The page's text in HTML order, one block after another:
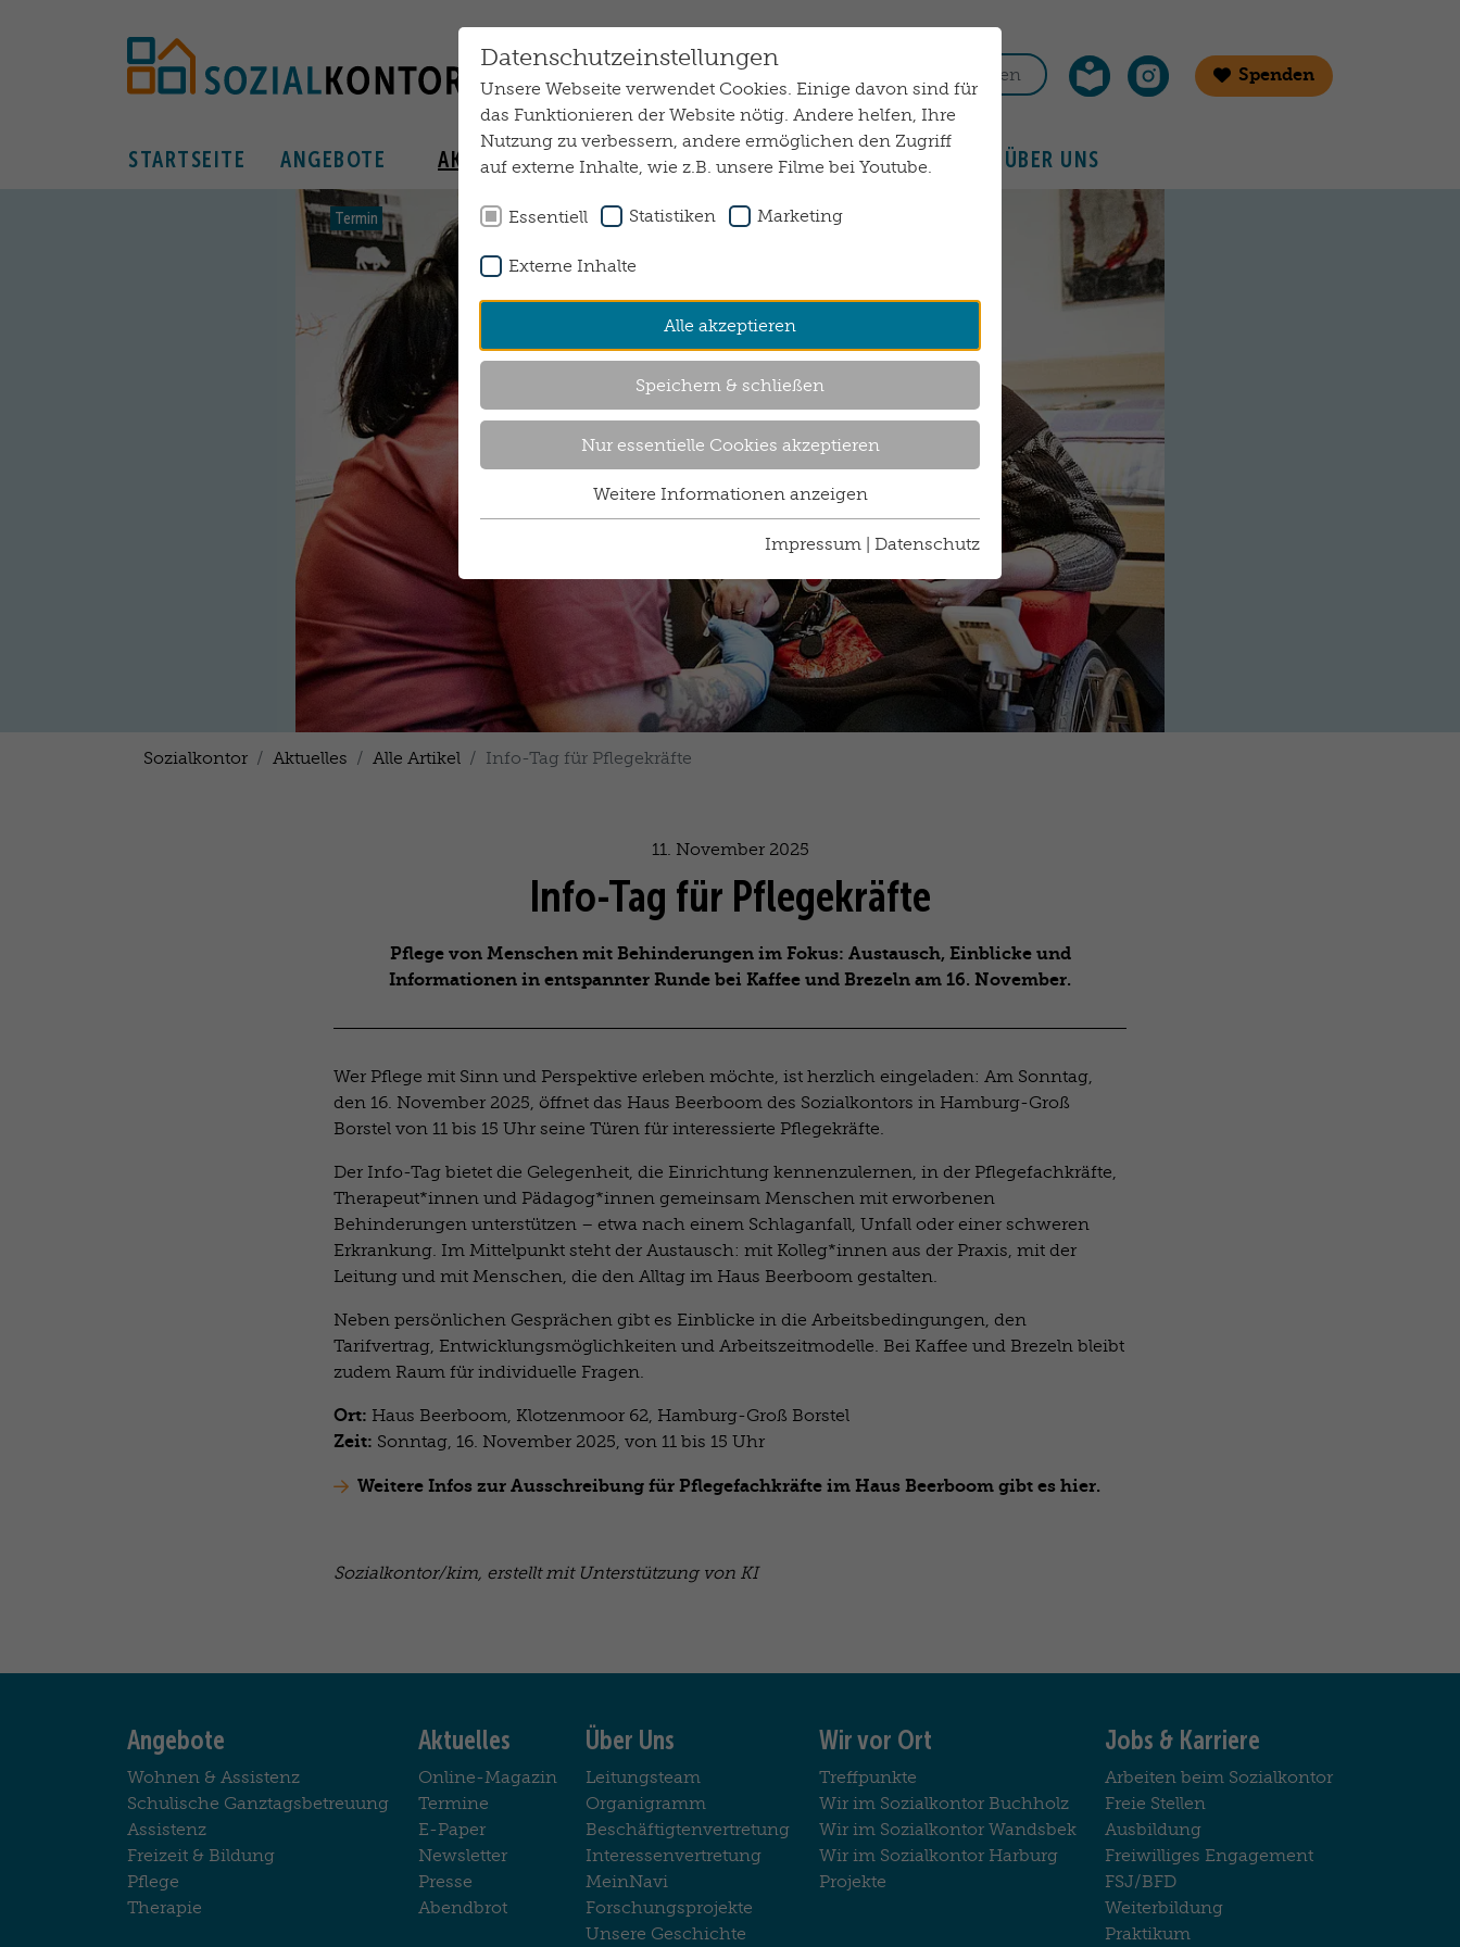
Datenschutzeinstellungen
Unsere Webseite verwendet Cookies. Einige davon sind für
das Funktionieren der Website nötig. Andere helfen, Ihre
Nutzung zu verbessern, andere ermöglichen den Zugriff
auf externe Inhalte, wie z.B. unsere Filme bei Youtube.
Essentiell Statistiken Marketing
Externe Inhalte
Alle akzeptieren
Speichern & schließen
Nur essentielle Cookies akzeptieren
Weitere Informationen anzeigen
Impressum Datenschutz
Spenden
STARTSEITE ANGEBOTE AKTUELLES WIR VOR ORT JOBS & KARRIERE ÜBER UNS
Termin
Sozialkontor Aktuelles Alle Artikel Info-Tag für Pflegekräfte
11. November 2025
Info-Tag für Pflegekräfte
Pflege von Menschen mit Behinderungen im Fokus: Austausch, Einblicke und
Informationen in entspannter Runde bei Kaffee und Brezeln am 16. November.
Wer Pflege mit Sinn und Perspektive erleben möchte, ist herzlich eingeladen: Am Sonntag,
den 16. November 2025, öffnet das Haus Beerboom des Sozialkontors in Hamburg-Groß
Borstel von 11 bis 15 Uhr seine Türen für interessierte Pflegekräfte.
Der Info-Tag bietet die Gelegenheit, die Einrichtung kennenzulernen, in der Pflegefachkräfte,
Therapeut*innen und Pädagog*innen gemeinsam Menschen mit erworbenen
Behinderungen unterstützen – etwa nach einem Schlaganfall, Unfall oder einer schweren
Erkrankung. Im Mittelpunkt steht der Austausch: mit Kolleg*innen aus der Praxis, mit der
Leitung und mit Menschen, die den Alltag im Haus Beerboom gestalten.
Neben persönlichen Gesprächen gibt es Einblicke in die Arbeitsbedingungen, den
Tarifvertrag, Entwicklungsmöglichkeiten und Arbeitszeitmodelle. Bei Kaffee und Brezeln bleibt
zudem Raum für individuelle Fragen.
Ort: Haus Beerboom, Klotzenmoor 62, Hamburg-Groß Borstel
Zeit: Sonntag, 16. November 2025, von 11 bis 15 Uhr
Weitere Infos zur Ausschreibung für Pflegefachkräfte im Haus Beerboom gibt es hier.
Sozialkontor/kim, erstellt mit Unterstützung von KI
Sitemap
Angebote
Wohnen & Assistenz
Schulische Ganztagsbetreuung
Assistenz
Freizeit & Bildung
Pflege
Therapie
Aktuelles
Online-Magazin
Termine
E-Paper
Newsletter
Presse
Abendbrot
Über Uns
Leitungsteam
Organigramm
Beschäftigtenvertretung
Interessenvertretung
MeinNavi
Forschungsprojekte
Unsere Geschichte
Wir vor Ort
Treffpunkte
Wir im Sozialkontor Buchholz
Wir im Sozialkontor Wandsbek
Wir im Sozialkontor Harburg
Projekte
Jobs & Karriere
Arbeiten beim Sozialkontor
Freie Stellen
Ausbildung
Freiwilliges Engagement
FSJ/BFD
Weiterbildung
Praktikum